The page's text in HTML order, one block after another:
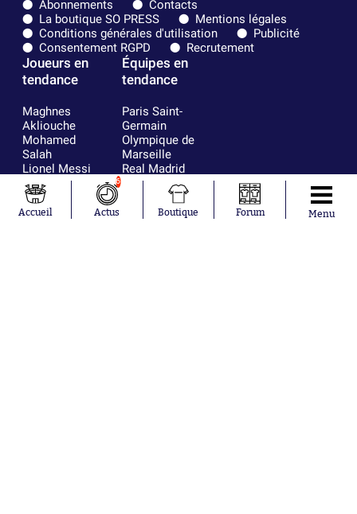
Abonnements
Contacts
La boutique SO PRESS
Mentions légales
Conditions générales d'utilisation
Publicité
Consentement RGPD
Recrutement
Joueurs en
tendance
Maghnes
Akliouche
Mohamed
Salah
Lionel Messi
Ferrán Torres
Kilian Corredor
Franco
Équipes en
tendance
Paris Saint-
Germain
Olympique de
Marseille
Real Madrid
FIFA
Olympique
lyonnais
Accueil
6
Actus Boutique Forum Menu